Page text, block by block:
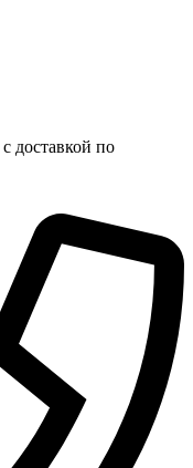
с доставкой по